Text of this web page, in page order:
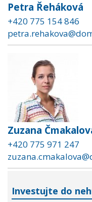
Petra Řeháková
+420 775 154 846
Zuzana
+420 775 971 247
Investujte do